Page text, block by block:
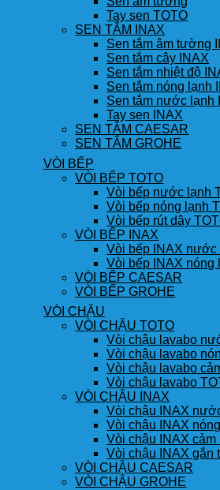
Tay sen TOTO
SEN TẮM INAX
Sen tắm âm tường
Sen tắm cây INAX
Sen tắm nhiệt độ
Sen tắm nóng lạnh
Sen tắm nước lạnh
Tay sen INAX
SEN TẮM CAESAR
SEN TẮM GROHE
VÒI BẾP
VÒI BẾP TOTO
Vòi bếp nước lạnh
Vòi bếp nóng lạnh
Vòi bếp rút dây
VÒI BẾP INAX
Vòi bếp INAX nước
Vòi bếp INAX nóng
VÒI BẾP CAESAR
VÒI BẾP GROHE
VÒI CHẬU
VÒI CHẬU TOTO
Vòi chậu lavabo
Vòi chậu lavabo
Vòi chậu lavabo
Vòi chậu lavabo
VÒI CHẬU INAX
Vòi chậu INAX
Vòi chậu INAX
Vòi chậu INAX cảm
Vòi chậu INAX gắn
VÒI CHẬU CAESAR
VÒI CHẬU GROHE